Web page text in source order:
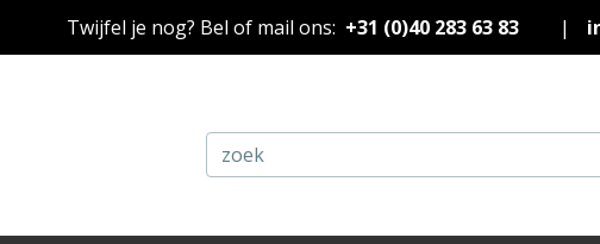
Twijfel je nog? Bel of mail ons: +31 (0)40 283 63 83 |